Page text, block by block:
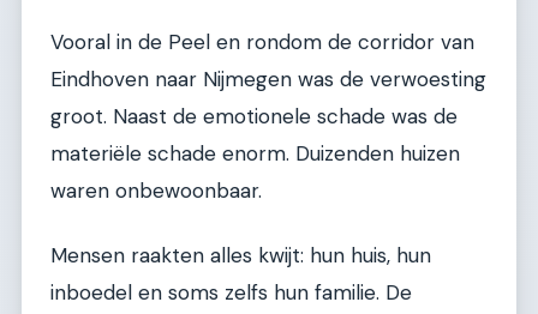
Vooral in de Peel en rondom de corridor van
Eindhoven naar Nijmegen was de verwoesting
groot. Naast de emotionele schade was de
materiële schade enorm. Duizenden huizen
waren onbewoonbaar.
Mensen raakten alles kwijt: hun huis, hun
inboedel en soms zelfs hun familie. De